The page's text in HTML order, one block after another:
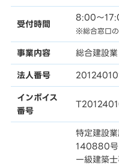
受付時間
8:00〜
※総合窓口の
事業内容 総合建設業
法人番号
インボイス
番号
特定建設
140880号
一級建築